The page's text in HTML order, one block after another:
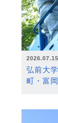
2026.07.15
弘前大
町・富